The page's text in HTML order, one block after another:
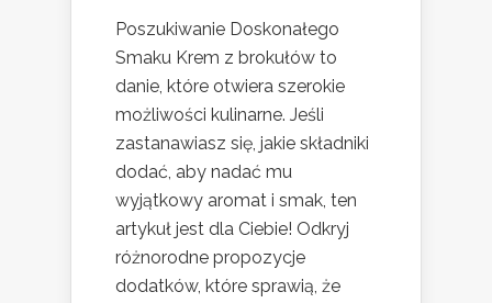
Poszukiwanie Doskonałego
Smaku Krem z brokułów to
danie, które otwiera szerokie
możliwości kulinarne. Jeśli
zastanawiasz się, jakie składniki
dodać, aby nadać mu
wyjątkowy aromat i smak, ten
artykuł jest dla Ciebie! Odkryj
różnorodne propozycje
dodatków, które sprawią, że